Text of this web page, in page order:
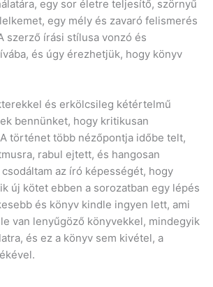
egy sor életre teljesítő, szörnyű
egy mély és zavaró felismerés
szerző írási stílusa vonzó és
és úgy érezhetjük, hogy könyv
és erkölcsileg kétértelmű
bennünket, hogy kritikusan
történet több nézőpontja időbe telt,
rabul ejtett, és hangosan
az író képességét, hogy
új kötet ebben a sorozatban egy lépés
és könyv kindle ingyen lett, ami
van lenyűgöző könyvekkel, mindegyik
és ez a könyv sem kivétel, a